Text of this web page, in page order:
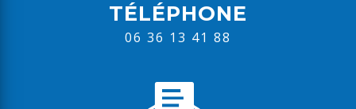
TÉLÉPHONE
06 36 13 41 88